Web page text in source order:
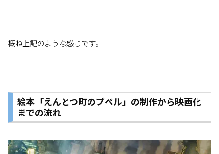
概ね上記のような感じです。
絵本「えんとつ町のプペル」の制作から映画化
までの流れ